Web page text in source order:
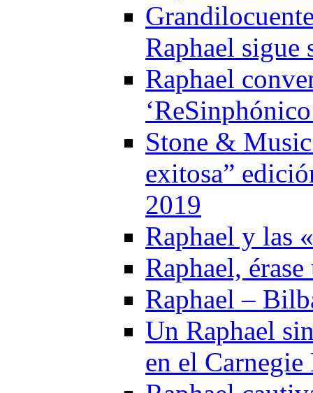
Raphael sigue
Raphael
Stone &
exitosa”
2019
Raphael y las
Raphael,
Raphael –
Un Raphael
en el